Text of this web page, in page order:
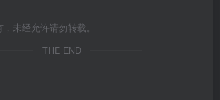
未经允许请勿转载。
THE END